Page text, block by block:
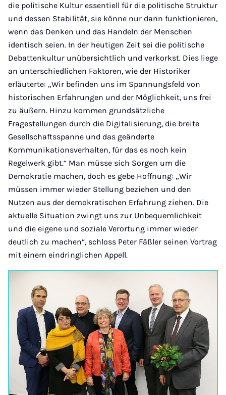
die politische Kultur essentiell für die politische Struktur
und dessen Stabilität, sie könne nur dann funktionieren,
wenn das Denken und das Handeln der Menschen
identisch seien. In der heutigen Zeit sei die politische
Debattenkultur unübersichtlich und verkorkst. Dies liege
an unterschiedlichen Faktoren, wie der Historiker
erläuterte: „Wir befinden uns im Spannungsfeld von
historischen Erfahrungen und der Möglichkeit, uns frei
zu äußern. Hinzu kommen grundsätzliche
Fragestellungen durch die Digitalisierung, die breite
Gesellschaftsspanne und das geänderte
Kommunikationsverhalten, für das es noch kein
Regelwerk gibt.“ Man müsse sich Sorgen um die
Demokratie machen, doch es gebe Hoffnung: „Wir
müssen immer wieder Stellung beziehen und den
Nutzen aus der demokratischen Erfahrung ziehen. Die
aktuelle Situation zwingt uns zur Unbequemlichkeit
und die eigene und soziale Verortung immer wieder
deutlich zu machen“, schloss Peter Fäßler seinen Vortrag
mit einem eindringlichen Appell.